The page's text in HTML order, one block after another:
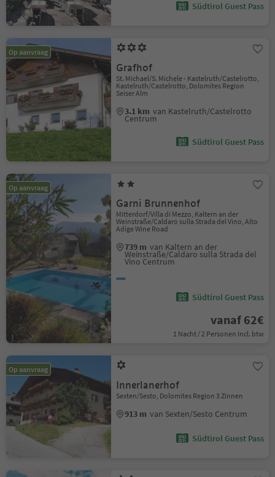
Südtirol Guest Pass
Op aanvraag
Grafhof
St. Michael/S. Michele - Kastelruth/Castelrotto,
Kastelruth/Castelrotto, Dolomites Region
Seiser Alm
3.1 km van Kastelruth/Castelrotto
Centrum
Südtirol Guest Pass
Op aanvraag
Garni Brunnenhof
Mitterdorf/Villa di Mezzo, Kaltern an der
Weinstraße/Caldaro sulla Strada del Vino, Alto
Adige Wine Road
739 m van Kaltern an der
Weinstraße/Caldaro sulla Strada del
Vino Centrum
Südtirol Guest Pass
vanaf 62€
1 Nacht / 2 Personen Incl. btw
Op aanvraag
Innerlanerhof
Sexten/Sesto, Dolomites Region 3 Zinnen
913 m van Sexten/Sesto Centrum
Südtirol Guest Pass